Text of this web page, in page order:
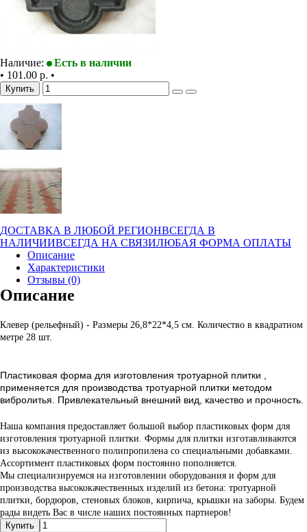
Наличие:
Есть в наличии
• 101.00 р. •
Купить
ДОСТАВКА В ЛЮБОЙ РЕГИОНВСЕГДА В
НАЛИЧИИВСЕГДА НА СВЯЗИЛЮБАЯ ФОРМА ОПЛАТЫ
Описание
Характеристики
Отзывы (0)
Описание
Клевер (рельефный) - Размеры 26,8*22*4,5 см. Количество в квадратном
метре 28 шт.
Пластиковая форма для изготовления тротуарной плитки ,
применяется для производства тротуарной плитки методом
вибролитья. Привлекательный внешний вид, качество и прочность.
Наша компания предоставляет большой выбор пластиковых форм для
изготовления тротуарной плитки. Формы для плитки изготавливаются
из высококачественного полипропилена со специальными добавками.
Ассортимент пластиковых форм постоянно пополняется.
Мы специализируемся на изготовлении оборудования и форм для
производства высококачественных изделий из бетона: тротуарной
плитки, бордюров, стеновых блоков, кирпича, крышки на заборы. Будем
рады видеть Вас в числе наших постоянных партнеров!
Купить